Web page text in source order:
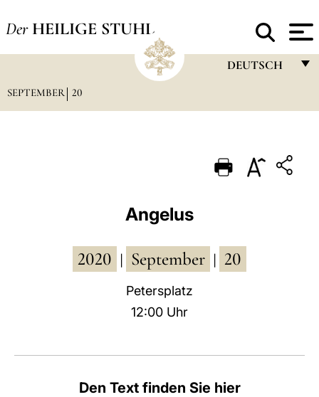
Der HEILIGE STUHL
DEUTSCH
PORTUGUÊS
POLSKI
SEPTEMBER 20
Angelus
2020 September 20
Petersplatz
12:00 Uhr
Den Text finden Sie hier